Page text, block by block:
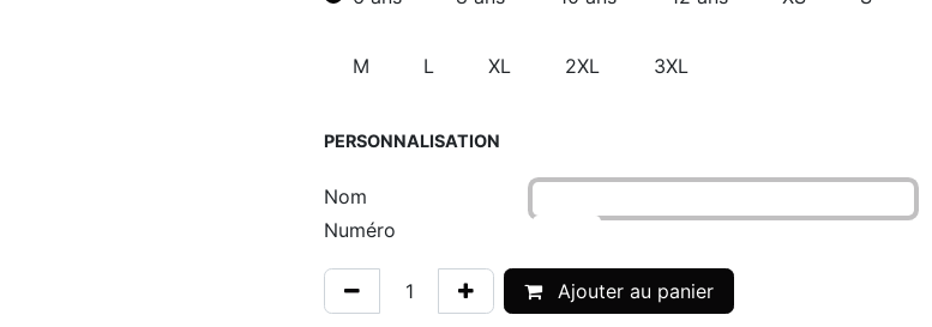
M L XL 2XL 3XL
PERSONNALISATION
Nom
Numéro
Ajouter au panier